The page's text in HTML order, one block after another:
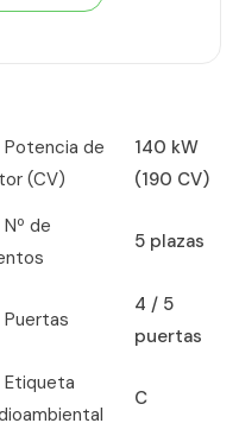
Potencia de
(CV)
140 kW
(190 CV)
Nº de
5 plazas
Puertas
4 / 5
puertas
Etiqueta
C